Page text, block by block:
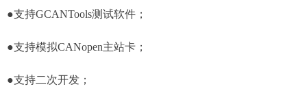
●支持GCANTools测试软件；
●支持模拟CANopen主站卡；
●支持二次开发；